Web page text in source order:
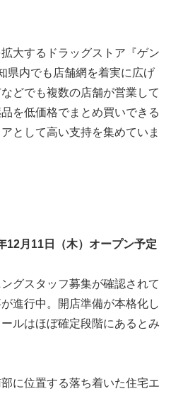
大するドラッグストア『ゲン
県内でも店舗網を着実に広げ
どでも複数の店舗が営業して
を低価格でまとめ買いできる
として高い支持を集めていま
12月11日（木）オープン予定
グスタッフ募集が確認されて
進行中。開店準備が本格化し
ルはほぼ確定段階にあるとみ
に位置する落ち着いた住宅エ